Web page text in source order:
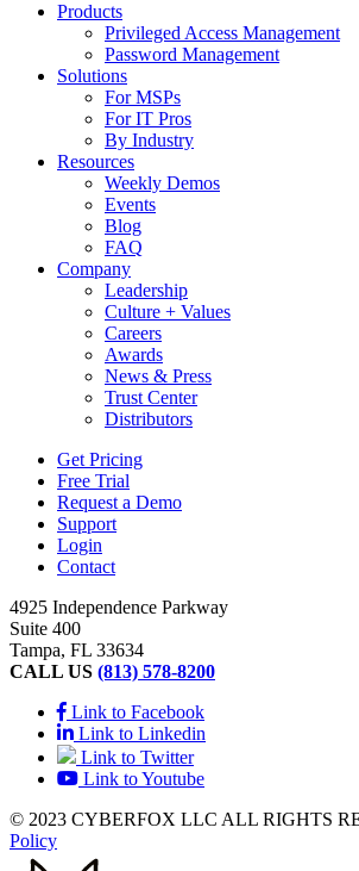
Products
Privileged Access Management
Password Management
Solutions
For MSPs
For IT Pros
By Industry
Resources
Weekly Demos
Events
Blog
FAQ
Company
Leadership
Culture + Values
Careers
Awards
News & Press
Trust Center
Distributors
Get Pricing
Free Trial
Request a Demo
Support
Login
Contact
4925 Independence Parkway
Suite 400
Tampa, FL 33634
CALL US (813) 578-8200
Link to Facebook
Link to Linkedin
Link to Twitter
Link to Youtube
© 2023 CYBERFOX LLC ALL RIGHTS
Policy